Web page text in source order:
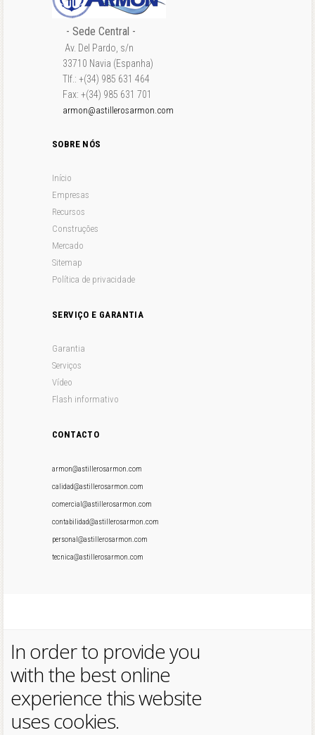
- Sede Central -
Av. Del Pardo, s/n
33710 Navia (Espanha)
Tlf.: +(34) 985 631 464
Fax: +(34) 985 631 701
armon@astillerosarmon.com
SOBRE NÓS
Início
Empresas
Recursos
Construções
Mercado
Sitemap
Política de privacidade
SERVIÇO E GARANTIA
Garantia
Serviços
Vídeo
Flash informativo
CONTACTO
armon@astillerosarmon.com
calidad@astillerosarmon.com
comercial@astillerosarmon.com
contabilidad@astillerosarmon.com
personal@astillerosarmon.com
tecnica@astillerosarmon.com
In order to provide you
with the best online
experience this website
uses cookies.